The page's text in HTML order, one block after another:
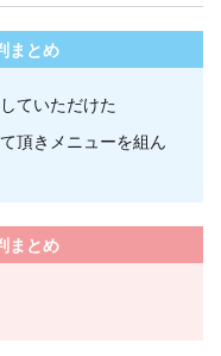
まとめ
ていただけた
頂きメニューを組ん
まとめ